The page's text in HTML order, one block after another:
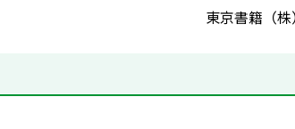
東京書籍（